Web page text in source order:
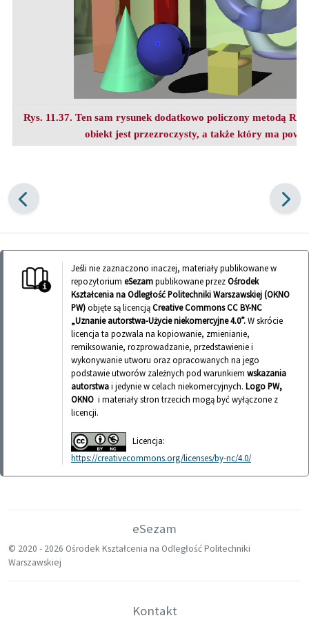
Rys. 11.37. Ten sam rysunek dodatkowo policzony metodą
obiekt jest przezroczysty, a także który ma
Jeśli nie zaznaczono inaczej, materiały publikowane w
repozytorium eSezampublikowane przezOśrodek
Kształcenia na Odległość Politechniki Warszawskiej (OKNO
PW)objęte są licencjąCreative Commons CC BY-NC
„Uznanie autorstwa-Użycie niekomercyjne 4.0”.W skrócie
licencja ta pozwala na kopiowanie, zmienianie,
remiksowanie, rozprowadzanie, przedstawienie i
wykonywanie utworu oraz opracowanych na jego
podstawie utworów zależnych pod warunkiem wskazania
autorstwai jedynie w celach niekomercyjnych. Logo PW,
OKNO i materiały stron trzecich mogą być wyłączone z
licencji.
Licencja:
https://creativecommons.org/licenses/by-nc/4.0/
eSezam
© 2020 - 2026 Ośrodek Kształcenia na Odległość Politechniki
Warszawskiej
Kontakt